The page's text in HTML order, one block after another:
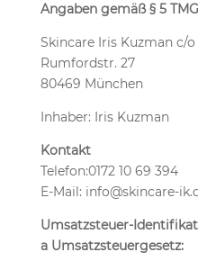
Angaben gemäß § 5
Skincare Iris Kuzman c/o
Rumfordstr. 27
80469 München
Inhaber: Iris Kuzman
Kontakt
Telefon:0172 10 69 394
E-Mail: info@skincare-
Umsatzsteuer-
a Umsatzsteuergesetz: